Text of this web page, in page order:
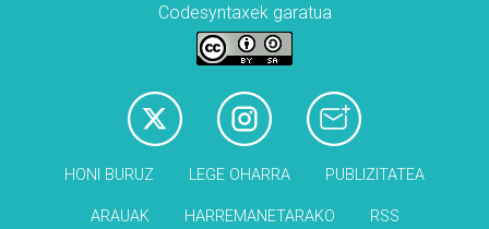
Codesyntaxek garatua
HONI BURUZ LEGE OHARRA PUBLIZITATEA
ARAUAK HARREMANETARAKO RSS